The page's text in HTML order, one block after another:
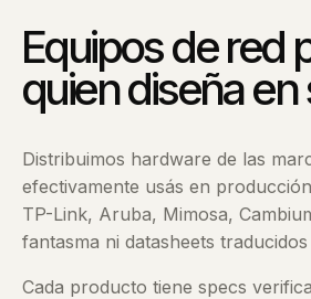
Equipos de red
quien diseña en
Distribuimos hardware de las
efectivamente usás en
TP-Link, Aruba, Mimosa,
fantasma ni datasheets traducidos
Cada producto tiene specs